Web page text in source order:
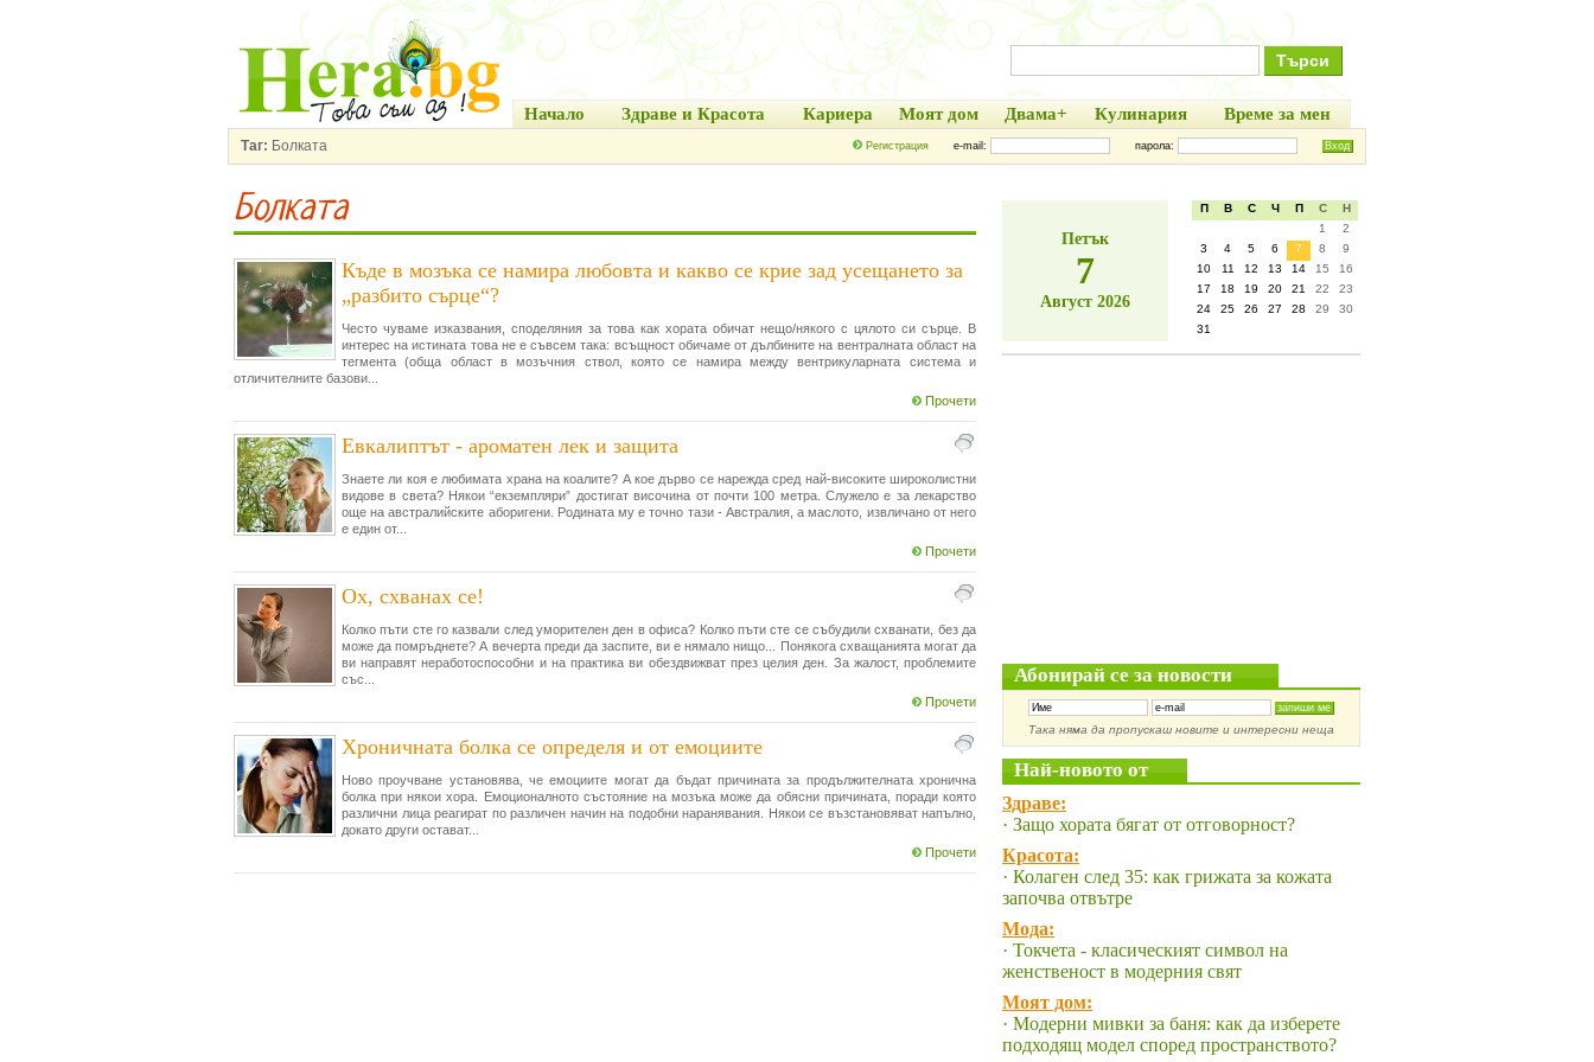
Начало Здраве и Красота Кариера Моят дом Двама+ Кулинария Време за мен
Таг: Болката Регистрация e-mail: парола:
Болката
Къде в мозъка се намира любовта и какво се крие зад усещането за
„разбито сърце“?
Често чуваме изказвания, споделяния за това как хората обичат нещо/някого с цялото си сърце. В
интерес на истината това не е съвсем така: всъщност обичаме от дълбините на вентралната област на
тегмента (обща област в мозъчния ствол, която се намира между вентрикуларната система и
отличителните базови...
Прочети
Евкалиптът - ароматен лек и защита
Знаете ли коя е любимата храна на коалите? А кое дърво се нарежда сред най-високите широколистни
видове в света? Някои “екземпляри” достигат височина от почти 100 метра. Служело е за лекарство
още на австралийските аборигени. Родината му е точно тази - Австралия, а маслото, извличано от него
е един от...
Прочети
Ох, схванах се!
Колко пъти сте го казвали след уморителен ден в офиса? Колко пъти сте се събудили схванати, без да
може да помръднете? А вечерта преди да заспите, ви е нямало нищо... Понякога схващанията могат да
ви направят неработоспособни и на практика ви обездвижват през целия ден. За жалост, проблемите
със...
Прочети
Хроничната болка се определя и от емоциите
Ново проучване установява, че емоциите могат да бъдат причината за продължителната хронична
болка при някои хора. Емоционалното състояние на мозъка може да обясни причината, поради която
различни лица реагират по различен начин на подобни наранявания. Някои се възстановяват напълно,
докато други остават...
Прочети
Петък
7
Август 2026
П В С Ч П С
Н
1
2
3
4 5 6 7 8
9
10
11 12 13 14 15
16
17
18 19 20 21 22
23
24
25 26 27 28 29
30
31
Абонирай се за новости
Така няма да пропускаш новите и интересни неща
Най-новото от
Здраве:
· Защо хората бягат от отговорност?
Красота:
· Колаген след 35: как грижата за кожата
започва отвътре
Мода:
· Токчета - класическият символ на
женственост в модерния свят
Моят дом:
· Модерни мивки за баня: как да изберете
подходящ модел според пространството?